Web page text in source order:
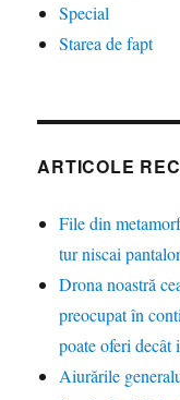
Special
Starea de fapt
ARTICOLE
File din
tur niscai
Drona noastră
preocupat în
poate oferi decât
Aiurările